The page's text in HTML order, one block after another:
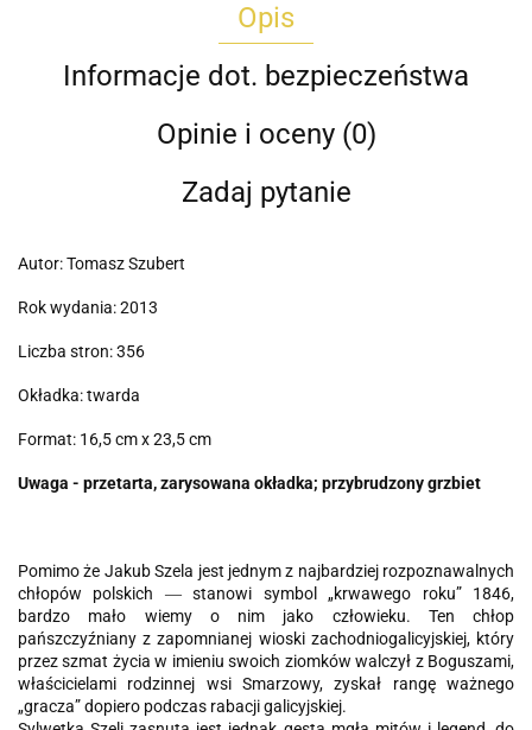
Opis
Informacje dot. bezpieczeństwa
Opinie i oceny (0)
Zadaj pytanie
Autor: Tomasz Szubert
Rok wydania: 2013
Liczba stron: 356
Okładka: twarda
Format: 16,5 cm x 23,5 cm
Uwaga - przetarta, zarysowana okładka; przybrudzony grzbiet
Pomimo że Jakub Szela jest jednym z najbardziej rozpoznawalnych
chłopów polskich ― stanowi symbol „krwawego roku” 1846,
bardzo mało wiemy o nim jako człowieku. Ten chłop
pańszczyźniany z zapomnianej wioski zachodniogalicyjskiej, który
przez szmat życia w imieniu swoich ziomków walczył z Boguszami,
właścicielami rodzinnej wsi Smarzowy, zyskał rangę ważnego
„gracza” dopiero podczas rabacji galicyjskiej.